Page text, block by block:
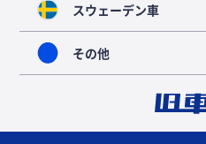
スウェーデン車
その他